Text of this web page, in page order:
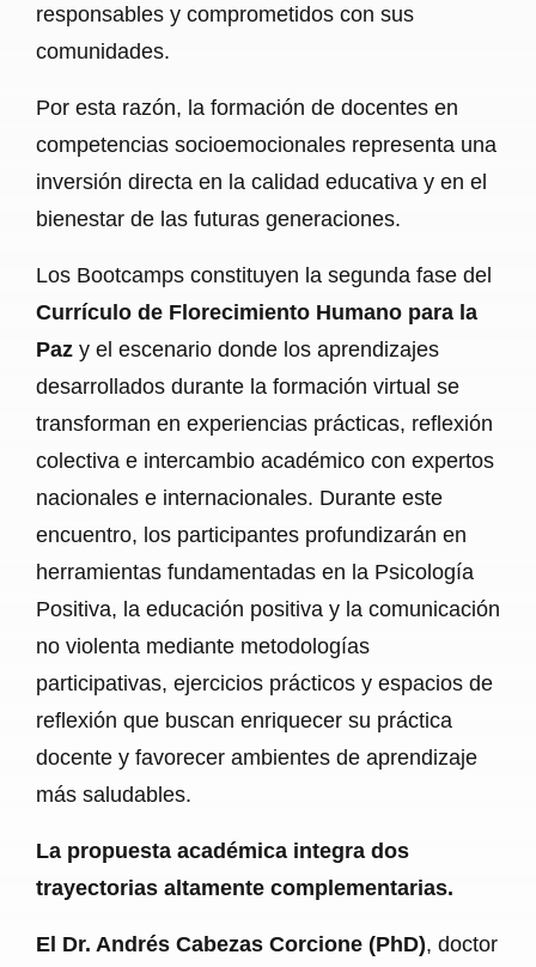
responsables y comprometidos con sus
comunidades.
Por esta razón, la formación de docentes en
competencias socioemocionales representa una
inversión directa en la calidad educativa y en el
bienestar de las futuras generaciones.
Los Bootcamps constituyen la segunda fase del
Currículo de Florecimiento Humano para la
Paz y el escenario donde los aprendizajes
desarrollados durante la formación virtual se
transforman en experiencias prácticas, reflexión
colectiva e intercambio académico con expertos
nacionales e internacionales. Durante este
encuentro, los participantes profundizarán en
herramientas fundamentadas en la Psicología
Positiva, la educación positiva y la comunicación
no violenta mediante metodologías
participativas, ejercicios prácticos y espacios de
reflexión que buscan enriquecer su práctica
docente y favorecer ambientes de aprendizaje
más saludables.
La propuesta académica integra dos
trayectorias altamente complementarias.
El Dr. Andrés Cabezas Corcione (PhD), doctor